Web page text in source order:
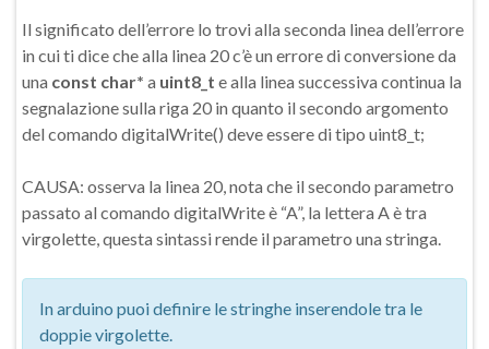
Il significato dell’errore lo trovi alla seconda linea dell’errore
in cui ti dice che alla linea 20 c’è un errore di conversione da
una const char* a uint8_t e alla linea successiva continua la
segnalazione sulla riga 20 in quanto il secondo argomento
del comando digitalWrite() deve essere di tipo uint8_t;
CAUSA: osserva la linea 20, nota che il secondo parametro
passato al comando digitalWrite è “A”, la lettera A è tra
virgolette, questa sintassi rende il parametro una stringa.
In arduino puoi definire le stringhe inserendole tra le
doppie virgolette.